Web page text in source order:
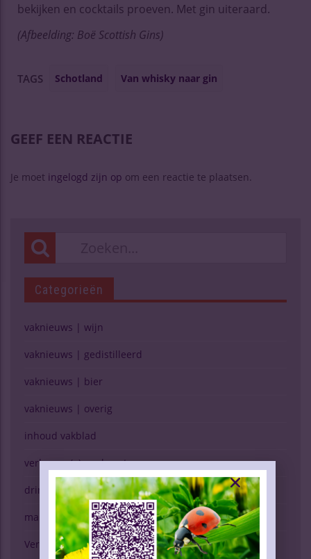
bekijken en cocktails proeven. Met gin uiteraard.
(Afbeelding: Boë Scottish Gins)
TAGS Schotland Van whisky naar gin
GEEF EEN REACTIE
Je moet ingelogd zijn op om een reactie te plaatsen.
Categorieën
vaknieuws | wijn
vaknieuws | gedistilleerd
vaknieuws | bier
vaknieuws | overig
inhoud vakblad
verkopen (g)een kunst
drinken & gezondheid
marktspiegel
Verschijning Drinks Slijtersvakblad